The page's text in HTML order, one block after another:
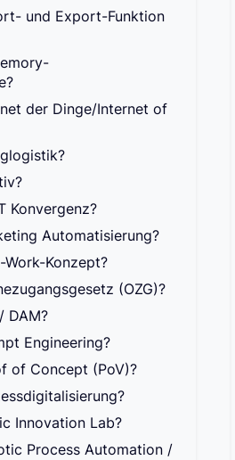
und Export-Funktion
der Dinge/Internet of
Konvergenz?
Automatisierung?
Konzept?
(OZG)?
DAM?
Engineering?
of Concept (PoV)?
Innovation Lab?
Process Automation /